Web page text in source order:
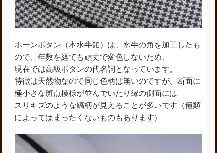
ホーンボタン（本水牛釦）は、水牛の角を加工したも
ので、年数を経ても頑丈で変色しないため、
現在では高級ボタンの代名詞となっています。
特徴は天然物なので同じ色柄は無いのですが、断面に
極小さな斑点模様が並んでいたり縁の側面には
スリキズのような縞柄が見えることが多いです（種類
によってはまったくないものもあります）